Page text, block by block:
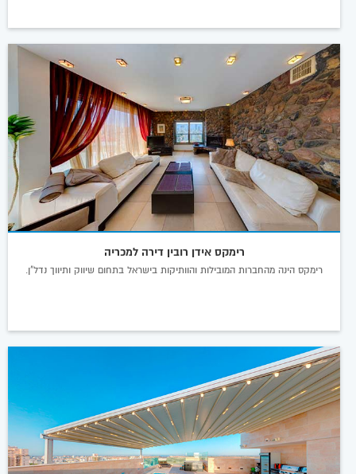
רימקס אידן רובין דירה למכריה
רימקס הינה מהחברות המובילות והוותיקות בישראל בתחום שיווק ותיווך נדל"ן.